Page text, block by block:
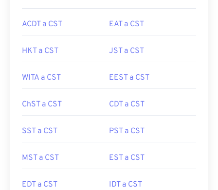
ACDT a CST EAT a CST
HKT a CST JST a CST
WITA a CST EEST a CST
ChST a CST CDT a CST
SST a CST PST a CST
MST a CST EST a CST
EDT a CST IDT a CST